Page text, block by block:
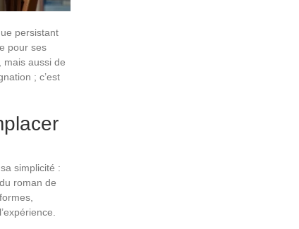
persistant
pour ses
mais aussi de
; c’est
simplicité :
roman de